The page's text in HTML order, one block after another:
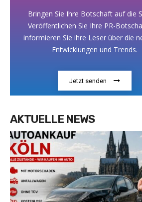
Bringen Sie Ihre Botschaft auf die
Veröffentlichen Sie Ihre PR-
informieren Sie ihre Leser über die
Entwicklungen und Trends.
Jetzt senden
AKTUELLE NEWS